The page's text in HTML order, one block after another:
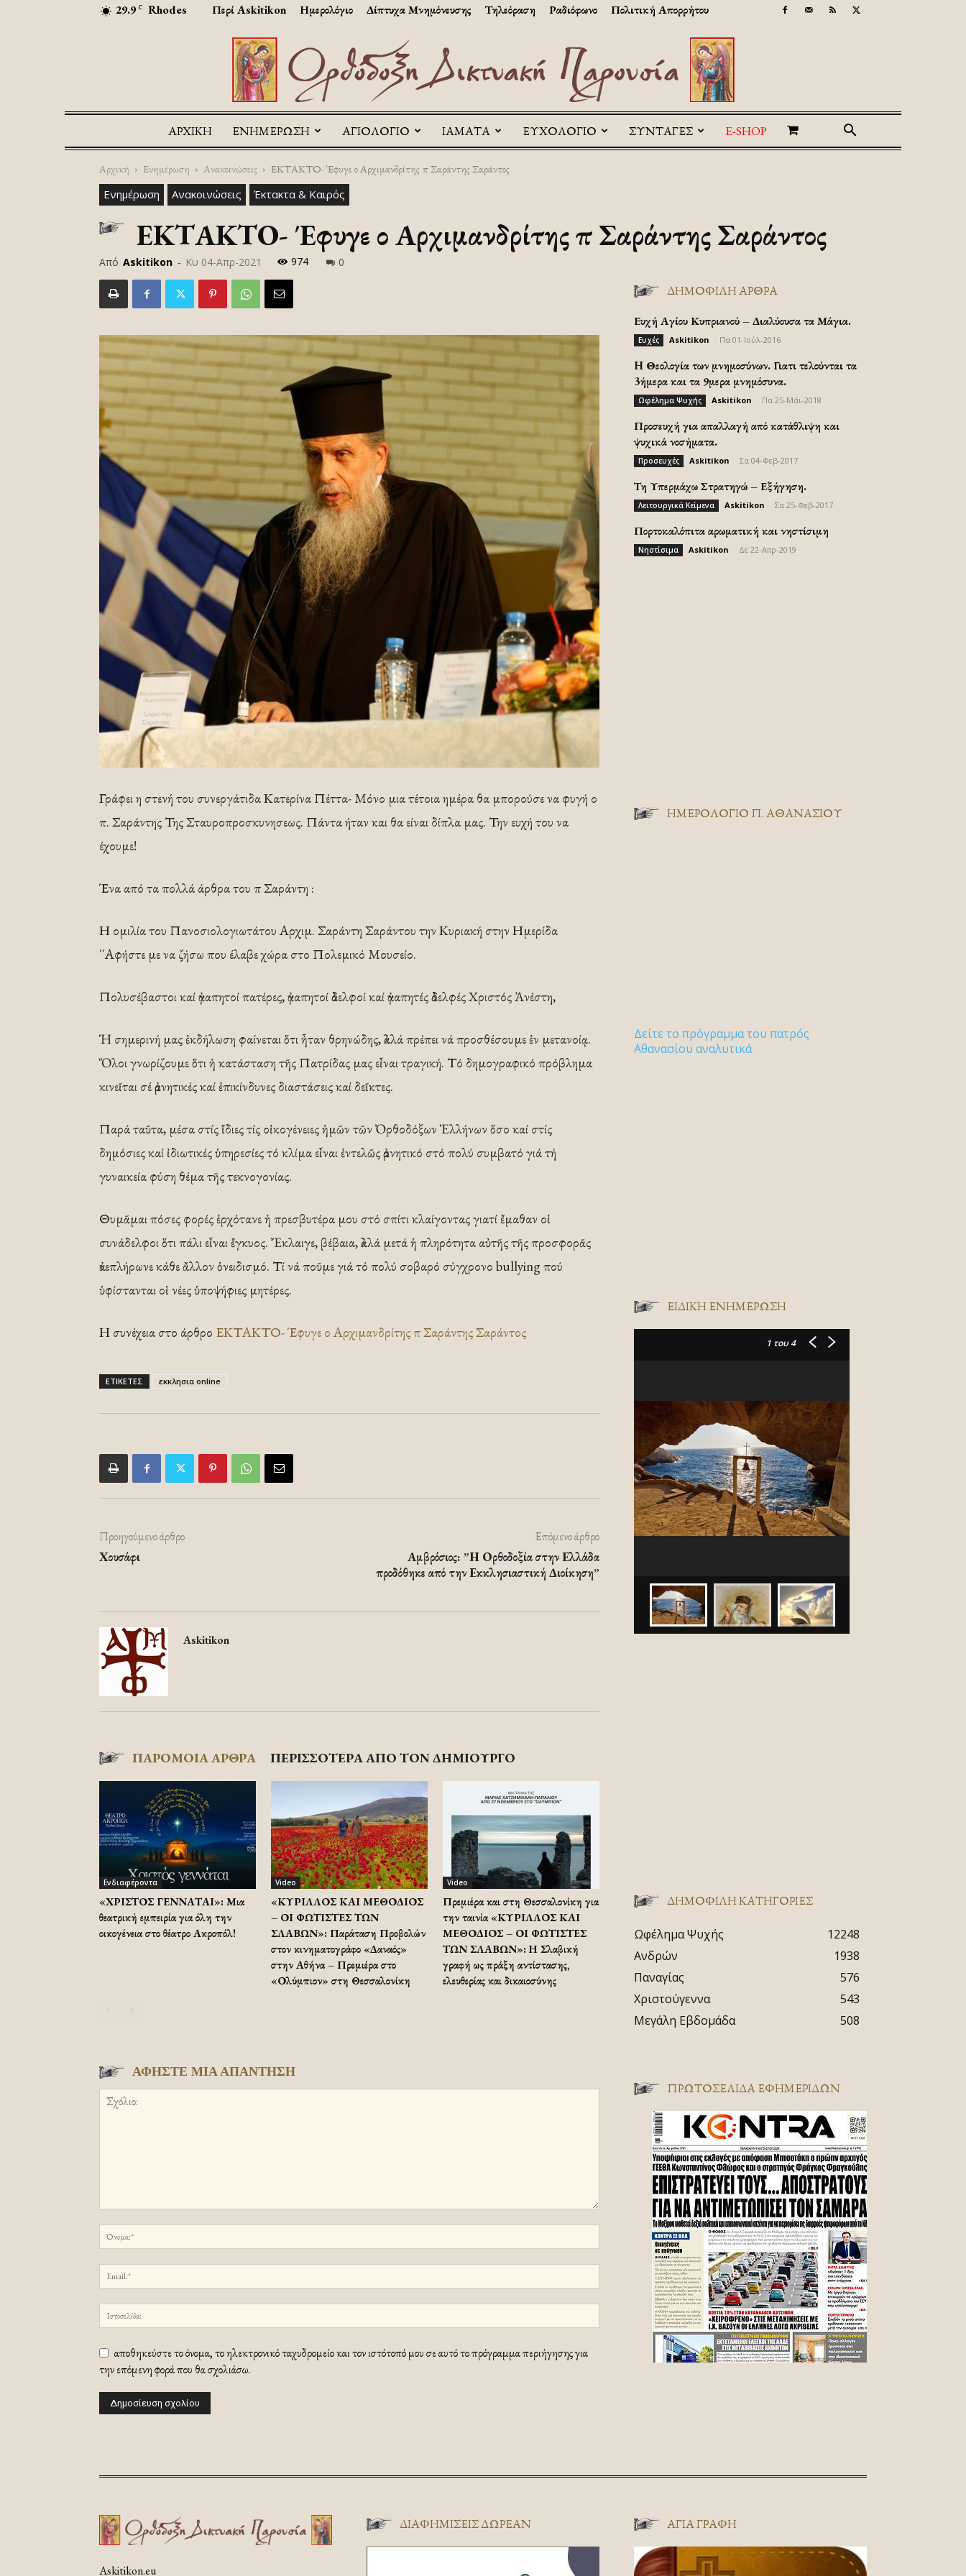
29.9 C Rhodes Περί Askitikon Ημερολόγιο Δίπτυχα Μνημόνευσης Τηλεόραση Ραδιόφωνο Πολιτική Απορρήτου
Askitikon
ΑΡΧΙΚΉ ΕΝΗΜΕΡΩΣΗ ΑΓΙΟΛΟΓΙΟ ΙΑΜΑΤΑ ΕΥΧΟΛΟΓΙΟ ΣΥΝΤΑΓΕΣ E-SHOP
Αρχική Ενημέρωση Ανακοινώσεις ΕΚΤΑΚΤΟ- Έφυγε ο Αρχιμανδρίτης π Σαράντης Σαράντος
Ενημέρωση Ανακοινώσεις Έκτακτα & Καιρός
ΕΚΤΑΚΤΟ- Έφυγε ο Αρχιμανδρίτης π Σαράντης Σαράντος
Από Askitikon - Κυ 04-Απρ-2021 974 0
Γράφει η στενή του συνεργάτιδα Κατερίνα Πέττα- Μόνο μια τέτοια ημέρα θα μπορούσε να φυγή ο
π. Σαράντης Της Σταυροπροσκυνησεως. Πάντα ήταν και θα είναι δίπλα μας. Την ευχή του να
έχουμε!
Ένα από τα πολλά άρθρα του π Σαράντη :
Η ομιλία του Πανοσιολογιωτάτου Αρχιμ. Σαράντη Σαράντου την Κυριακή στην Ημερίδα
΄΄Αφήστε με να ζήσω που έλαβε χώρα στο Πολεμικό Μουσείο.
Πολυσέβαστοι καί ἀγαπητοί πατέρες, ἀγαπητοί ἀδελφοί καί ἀγαπητές ἀδελφές Χριστός Ἀνέστη,
Ἡ σημερινή μας ἐκδήλωση φαίνεται ὅτι ἦταν θρηνώδης, ἀλλά πρέπει νά προσθέσουμε ἐν μετανοίᾳ.
Ὅλοι γνωρίζουμε ὅτι ἡ κατάσταση τῆς Πατρίδας μας εἶναι τραγική. Τό δημογραφικό πρόβλημα
κινεῖται σέ ἀρνητικές καί ἐπικίνδυνες διαστάσεις καί δεῖκτες.
Παρά ταῦτα, μέσα στίς ἴδιες τίς οἰκογένειες ἡμῶν τῶν Ὀρθοδόξων Ἑλλήνων ὅσο καί στίς
δημόσιες καί ἰδιωτικές ὑπηρεσίες τό κλίμα εἶναι ἐντελῶς ἀρνητικό στό πολύ συμβατό γιά τή
γυναικεία φύση θέμα τῆς τεκνογονίας.
Θυμᾶμαι πόσες φορές ἐρχότανε ἡ πρεσβυτέρα μου στό σπίτι κλαίγοντας γιατί ἔμαθαν οἱ
συνάδελφοι ὅτι πάλι εἶναι ἔγκυος. Ἔκλαιγε, βέβαια, ἀλλά μετά ἡ πληρότητα αὐτῆς τῆς προσφορᾶς
ἀνεπλήρωνε κάθε ἄλλον ὀνειδισμό. Τί νά ποῦμε γιά τό πολύ σοβαρό σύγχρονο bullying πού
ὑφίστανται οἱ νέες ὑποψήφιες μητέρες.
Η συνέχεια στο άρθρο ΕΚΤΑΚΤΟ- Έφυγε ο Αρχιμανδρίτης π Σαράντης Σαράντος
ΕΤΙΚΕΤΕΣ εκκλησια online
Προηγούμενο άρθρο
Χουσάφι
Επόμενο άρθρο
Αμβρόσιος: ”Η Ορθοδοξία στην Ελλάδα
προδόθηκε από την Εκκλησιαστική Διοίκηση”
Askitikon
ΠΑΡΟΜΟΙΑ ΑΡΘΡΑ ΠΕΡΙΣΣΟΤΕΡΑ ΑΠΟ ΤΟΝ ΔΗΜΙΟΥΡΓΟ
Ενδιαφέροντα
«ΧΡΙΣΤΟΣ ΓΕΝΝΑΤΑΙ»: Μια
θεατρική εμπειρία για όλη την
οικογένεια στο θέατρο Ακροπόλ!
Video
«ΚΥΡΙΛΛΟΣ ΚΑΙ ΜΕΘΟΔΙΟΣ
– ΟΙ ΦΩΤΙΣΤΕΣ ΤΩΝ
ΣΛΑΒΩΝ»: Παράταση Προβολών
στον κινηματογράφο «Δαναός»
στην Αθήνα – Πρεμιέρα στο
«Ολύμπιον» στη Θεσσαλονίκη
Video
Πρεμιέρα και στη Θεσσαλονίκη για
την ταινία «ΚΥΡΙΛΛΟΣ ΚΑΙ
ΜΕΘΟΔΙΟΣ – ΟΙ ΦΩΤΙΣΤΕΣ
ΤΩΝ ΣΛΑΒΩΝ»: Η Σλαβική
γραφή ως πράξη αντίστασης,
ελευθερίας και δικαιοσύνης
ΑΦΗΣΤΕ ΜΙΑ ΑΠΑΝΤΗΣΗ
αποθηκεύστε το όνομα, το ηλεκτρονικό ταχυδρομείο και τον ιστότοπό μου σε αυτό το πρόγραμμα περιήγησης για
την επόμενη φορά που θα σχολιάσω.
ΔΗΜΟΦΙΛΗ ΑΡΘΡΑ
Ευχή Αγίου Κυπριανού – Διαλύουσα τα Μάγια.
Ευχές Askitikon Πα 01-Ιούλ-2016
H Θεολογία των μνημοσύνων. Γιατι τελούνται τα
3ήμερα και τα 9μερα μνημόσυνα.
Ωφέλημα Ψυχής Askitikon Πα 25-Μάι-2018
Προσευχή για απαλλαγή από κατάθλιψη και
ψυχικά νοσήματα.
Προσευχές Askitikon Σα 04-Φεβ-2017
Τη Υπερμάχω Στρατηγώ – Εξήγηση.
Λειτουργικά Κείμενα Askitikon Σα 25-Φεβ-2017
Πορτοκαλόπιτα αρωματική και νηστίσιμη
Νηστίσιμα Askitikon Δε 22-Απρ-2019
ΗΜΕΡΟΛΟΓΙΟ Π. ΑΘΑΝΑΣΙΟΥ
Δείτε το πρόγραμμα του πατρός
Αθανασίου αναλυτικά
ΕΙΔΙΚΉ ΕΝΗΜΈΡΩΣΗ
1 του 4
ΔΗΜΟΦΙΛΗ ΚΑΤΗΓΟΡΙΕΣ
Ωφέλημα Ψυχής
12248
Ανδρών
1938
Παναγίας
576
Χριστούγεννα
543
Μεγάλη Εβδομάδα
508
ΠΡΩΤΟΣΈΛΙΔΑ ΕΦΗΜΕΡΊΔΩΝ
Askitikon.eu
ΔΙΑΦΗΜΊΣΕΙΣ ΔΩΡΕΆΝ ΑΓΊΑ ΓΡΑΦΉ